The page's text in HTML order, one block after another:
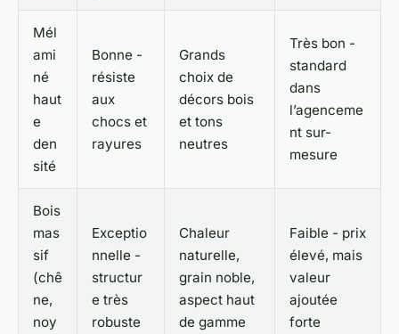
Mél
ami
né
haut
e
den
sité
Bonne -
résiste
aux
chocs et
rayures
Grands
choix de
décors bois
et tons
neutres
Très bon -
standard
dans
l’agenceme
nt sur-
mesure
Bois
mas
sif
(chê
ne,
noy
Exceptio
nnelle -
structur
e très
robuste
Chaleur
naturelle,
grain noble,
aspect haut
de gamme
Faible - prix
élevé, mais
valeur
ajoutée
forte